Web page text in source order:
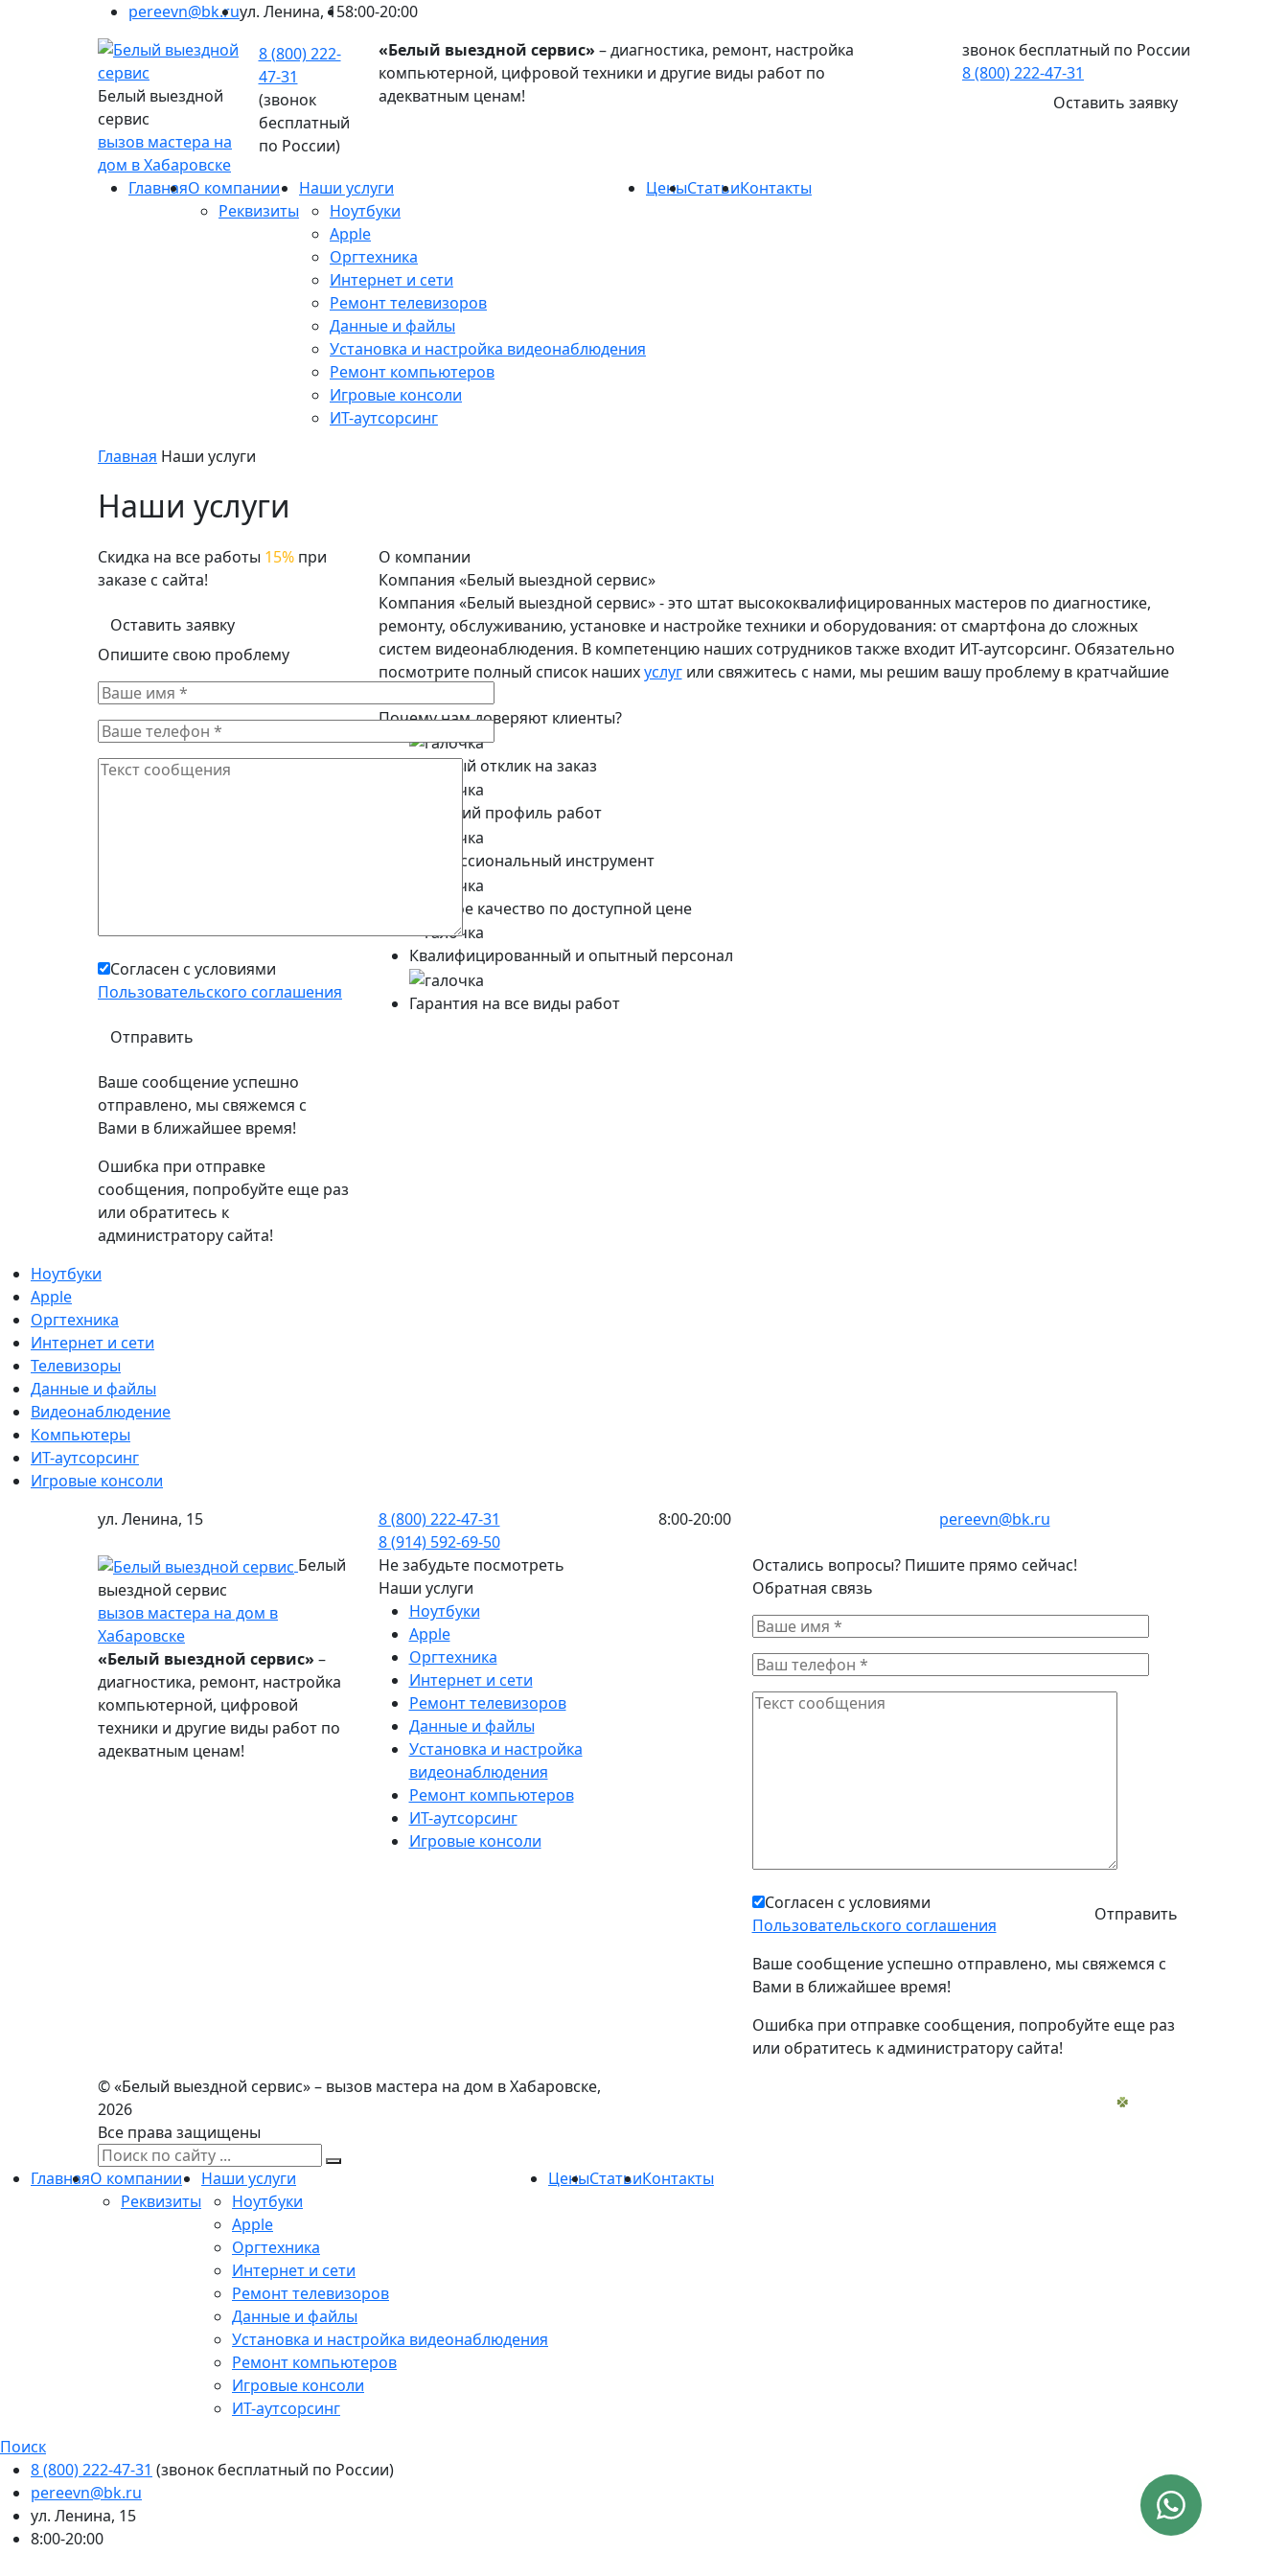
pereevn@bk.ruул. Ленина, 158:00-20:00
Белый выездной
сервис
вызов мастера на
дом в Хабаровске
8 (800) 222-
47-31
(звонок
бесплатный
по России)
«Белый выездной сервис» – диагностика, ремонт, настройка
компьютерной, цифровой техники и другие виды работ по
адекватным ценам!
звонок бесплатный по России
8 (800) 222-47-31
Оставить заявку
ГлавнаяО компании
Реквизиты
Наши услуги
Ноутбуки
Apple
Оргтехника
Интернет и сети
Ремонт телевизоров
Данные и файлы
Установка и настройка видеонаблюдения
Ремонт компьютеров
Игровые консоли
ИТ-аутсорсинг
ЦеныСтатьиКонтакты
Главная Наши услуги
Наши услуги
О компании
Компания «Белый выездной сервис»
Компания «Белый выездной сервис» - это штат высококвалифицированных мастеров по диагностике,
ремонту, обслуживанию, установке и настройке техники и оборудования: от смартфона до сложных
систем видеонаблюдения. В компетенцию наших сотрудников также входит ИТ-аутсорсинг. Обязательно
посмотрите полный список нашихуслугили свяжитесь с нами, мы решим вашу проблему в кратчайшие
Почему нам доверяют клиенты?
Быстрый отклик на заказ
Широкий профиль работ
Профессиональный инструмент
Высокое качество по доступной цене
Квалифицированный и опытный персонал
Гарантия на все виды работ
Скидка на все работы 15% при
заказе с сайта!
Оставить заявку
Опишите свою проблему
Согласен с условиями
Пользовательского соглашения
Ваше сообщение успешно
отправлено, мы свяжемся с
Вами в ближайшее время!
Ошибка при отправке
сообщения, попробуйте еще раз
или обратитесь к
администратору сайта!
Ноутбуки
Apple
Оргтехника
Интернет и сети
Телевизоры
Данные и файлы
Видеонаблюдение
Компьютеры
ИТ-аутсорсинг
Игровые консоли
ул. Ленина, 15
8 (800) 222-47-31
8 (914) 592-69-50
8:00-20:00 pereevn@bk.ru
Белый
выездной сервис
вызов мастера на дом в
Хабаровске
«Белый выездной сервис» –
диагностика, ремонт, настройка
компьютерной, цифровой
техники и другие виды работ по
адекватным ценам!
Не забудьте посмотреть
Наши услуги
Ноутбуки
Apple
Оргтехника
Интернет и сети
Ремонт телевизоров
Данные и файлы
Установка и настройка
видеонаблюдения
Ремонт компьютеров
ИТ-аутсорсинг
Игровые консоли
Остались вопросы? Пишите прямо сейчас!
Обратная связь
Согласен с условиями
Пользовательского соглашения
Ваше сообщение успешно отправлено, мы свяжемся с
Вами в ближайшее время!
Ошибка при отправке сообщения, попробуйте еще раз
или обратитесь к администратору сайта!
© «Белый выездной сервис» – вызов мастера на дом в Хабаровске,
2026
Все права защищены
ГлавнаяО компании
Реквизиты
Наши услуги
Ноутбуки
Apple
Оргтехника
Интернет и сети
Ремонт телевизоров
Данные и файлы
Установка и настройка видеонаблюдения
Ремонт компьютеров
Игровые консоли
ИТ-аутсорсинг
ЦеныСтатьиКонтакты
Поиск
8 (800) 222-47-31 (звонок бесплатный по России)
pereevn@bk.ru
ул. Ленина, 15
8:00-20:00